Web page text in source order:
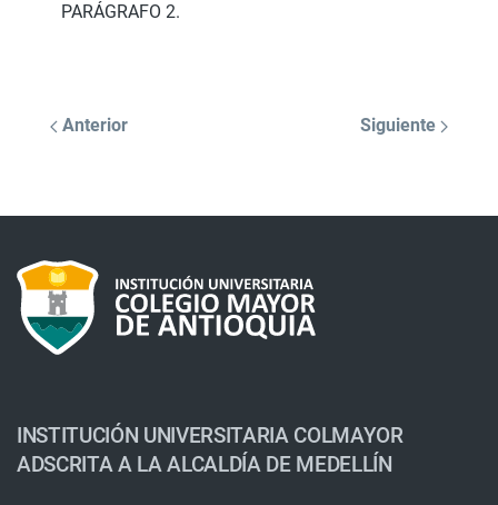
PARÁGRAFO 2.
Anterior Siguiente
INSTITUCIÓN UNIVERSITARIA COLMAYOR
ADSCRITA A LA ALCALDÍA DE MEDELLÍN